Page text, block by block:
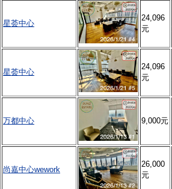
星荟中心
24,096
元
星荟中心
24,096
元
万都中心 9,000元
尚嘉中心wework
26,000
元